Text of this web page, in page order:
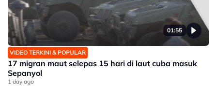
01:55
VIDEO TERKINI & POPULAR
17 migran maut selepas 15 hari di laut cuba masuk
Sepanyol
1 day ago